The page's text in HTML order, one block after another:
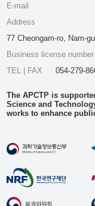
E-mail
Address
77 Cheongam-ro, Nam-
Business license number
TEL | FAX
054-279-
The APCTP is
Science and
works to enhance